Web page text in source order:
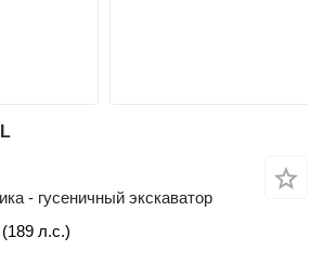
- гусеничный экскаватор
л.с.)